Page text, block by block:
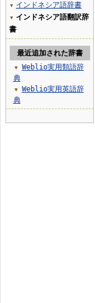
▼ インドネシア語辞書
▼
インドネシア語翻訳辞
書
最近追加された辞書
▼
Weblio実用類語辞
典
▼
Weblio実用英語辞
典